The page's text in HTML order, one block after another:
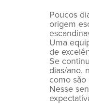
Poucos
origem
Uma
de
Se
dias/ano,
como são
Nesse